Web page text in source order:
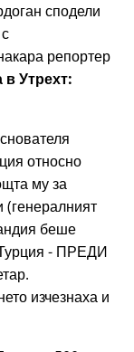
сподели
репортер
в Утрехт:
относно
му за
беше
- ПРЕДИ
изчезнаха и